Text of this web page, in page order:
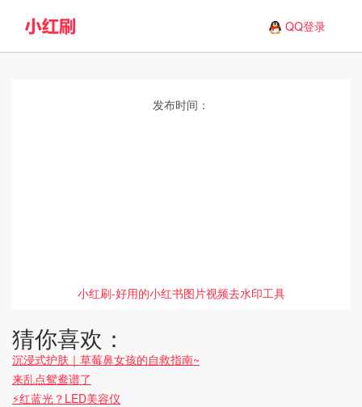
QQ登录
发布时间：
小红刷-好用的小红书图片视频去水印工具
猜你喜欢：
沉浸式护肤｜草莓鼻女孩的自救指南~
来乱点鸳鸯谱了
⚡️红蓝光？LED美容仪